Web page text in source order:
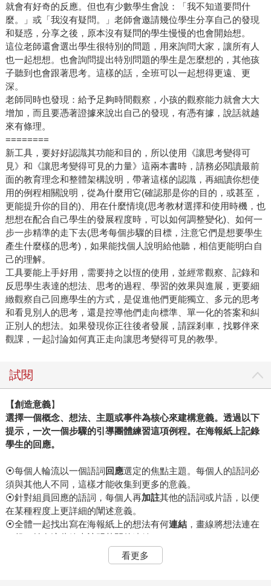
就會有好奇的反應。但也有少數學生會說：「我不知道要問什
麼。」或「我沒有疑問。」老師會邀請幾位學生分享自己的發現
和疑惑，分享之後，原本沒有疑問的學生慢慢的也會開始想。
這位老師還會選出學生很特別的問題，用來詢問大家，讓所有人
也一起想想。也會詢問提出特別問題的學生是怎麼想的，其他孩
子聽到也會跟著思考。這樣的話，全班可以一起想得更遠、更
深。
老師同時也發現：給予足夠時間觀察，小孩的觀察能力就會大大
增加，而且要憑著證據來說出自己的發現，有憑有據，說話就越
來有條理。
========
新工具，要好好認識其功能和目的，所以使用《讓思考變得可
見》和《讓思考變得可見的力量》這兩本書時，請務必閱讀最前
面的教育理念和整體架構說明，帶著這樣的認識，再細讀你想使
用的例程相關說明，從為什麼用它(確認那是你的目的，或甚至，
更能提升你的目的)、用在什麼情境(思考教材選擇和使用時機，也
想想在配合自己學生的發展程度時，可以如何調整變化)、如何一
步一步精準的走下去(思考每個步驟的目標，注意它們是想要學生
產生什麼樣的思考)，如果能找個人說明給他聽，相信更能明白自
己的理解。
工具要能上手好用，需要持之以恆的使用，並經常觀察、記錄和
反思學生表達的想法、思考的過程、學習的效果與進展，更要細
緻觀察自己回應學生的方式，是促進他們更能獨立、多元的思考
和看見別人的思考，還是控導他們走向標準、單一化的答案和糾
正別人的想法。如果發現你正往後者發展，請踩剎車，找夥伴來
觀課，一起討論如何真正走向讓思考變得可見的教學。
試閱
【創造意義】
選擇一個概念、想法、主題或事件為核心來建構意義。透過以下
提示，一次一個步驟的引導團體練習這項例程。在海報紙上記錄
學生的回應。
⦿每個人輪流以一個語詞 回應選定的焦點主題。每個人的語詞必
須與其他人不同，這樣才能收集到更多的意義。
⦿針對組員回應的語詞，每個人再加註其他的語詞或片語，以便
在某種程度上更詳細的闡述意義。
⦿全體一起找出寫在海報紙上的想法有何連結，畫線將想法連在
一起，並在這些線上註明其間的連結。
⦿根據截至目前為止出現的想法，每個人
看更多